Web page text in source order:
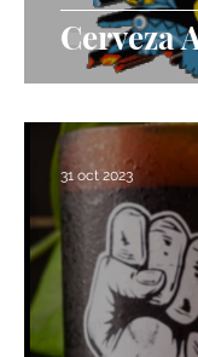
Cerveza
31 oct 2023